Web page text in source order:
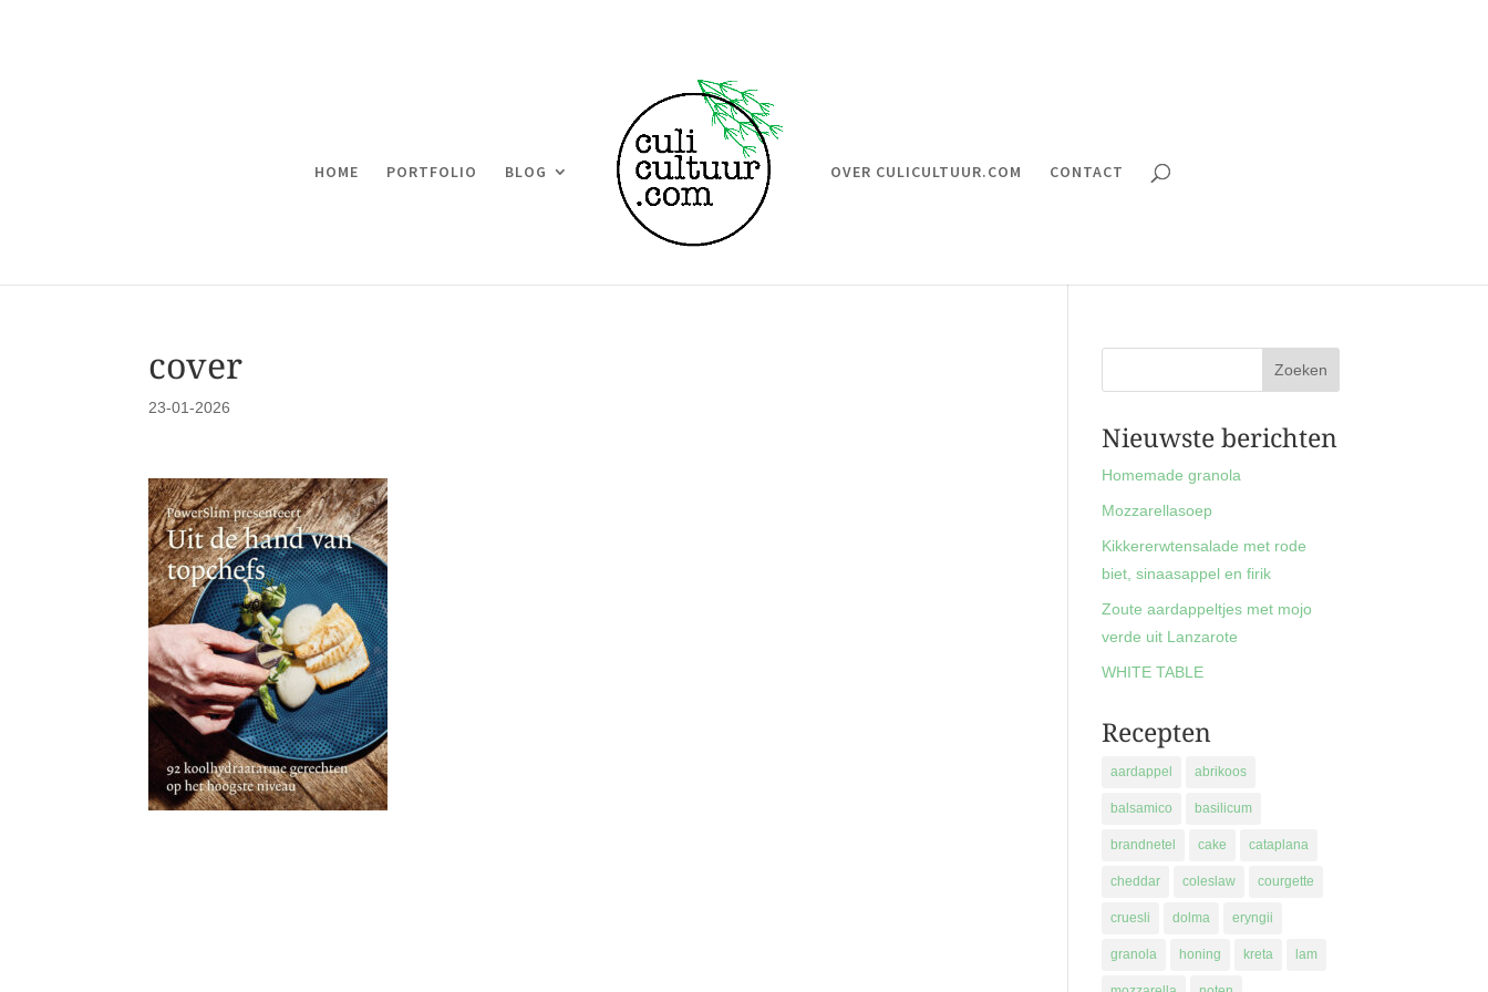
HOME PORTFOLIO BLOG OVER CULICULTUUR.COM CONTACT
cover
23-01-2026
Nieuwste berichten
Homemade granola
Mozzarellasoep
Kikkererwtensalade met rode
biet, sinaasappel en firik
Zoute aardappeltjes met mojo
verde uit Lanzarote
WHITE TABLE
Recepten
aardappel abrikoos
balsamico basilicum
brandnetel cake cataplana
cheddar coleslaw courgette
cruesli dolma eryngii
granola honing kreta lam